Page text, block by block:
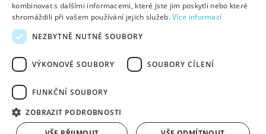
Užitečné informace:
O nás
Jak nakupovat
Obchodní podmínky
Kontakty
Created by DostupnýWeb
kombinovat s dalšími informacemi, které jste jim poskytli nebo které
shromáždili při vašem používání jejich služeb.Více informací
NEZBYTNĚ NUTNÉ SOUBORY
VÝKONOVÉ SOUBORY SOUBORY CÍLENÍ
FUNKČNÍ SOUBORY
ZOBRAZIT PODROBNOSTI